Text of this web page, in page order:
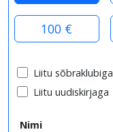
100 €
Liitu sõbraklubiga
Liitu uudiskirjaga
Nimi